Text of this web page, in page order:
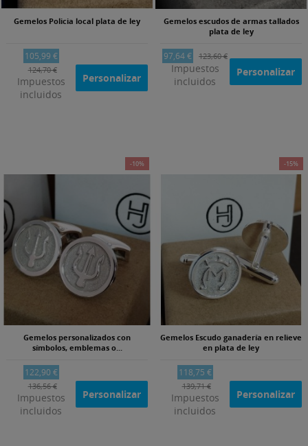
Gemelos Policia local plata de ley
105,99 €
124,70 €
Impuestos
incluidos
Personalizar
Gemelos escudos de armas tallados
plata de ley
97,64 € 123,60 €
Impuestos
incluidos
Personalizar
-10%
Gemelos personalizados con
símbolos, emblemas o...
122,90 €
136,56 €
Impuestos
incluidos
Personalizar
-15%
Gemelos Escudo ganadería en relieve
en plata de ley
118,75 €
139,71 €
Impuestos
incluidos
Personalizar